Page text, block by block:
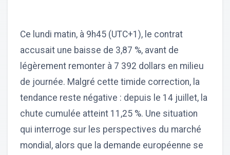
Ce lundi matin, à 9h45 (UTC+1), le contrat
accusait une baisse de 3,87 %, avant de
légèrement remonter à 7 392 dollars en milieu
de journée. Malgré cette timide correction, la
tendance reste négative : depuis le 14 juillet, la
chute cumulée atteint 11,25 %. Une situation
qui interroge sur les perspectives du marché
mondial, alors que la demande européenne se